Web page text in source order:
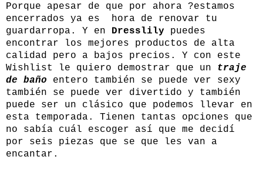
Porque apesar de que por ahora ?estamos
encerrados ya es hora de renovar tu
guardarropa. Y en Dresslily puedes
encontrar los mejores productos de alta
calidad pero a bajos precios. Y con este
Wishlist le quiero demostrar que un
traje
de baño entero también se puede ver sexy
también se puede ver divertido y también
puede ser un clásico que podemos llevar en
esta temporada. Tienen tantas opciones que
no sabía cuál escoger así que me decidí
por seis piezas que se que les van a
encantar.